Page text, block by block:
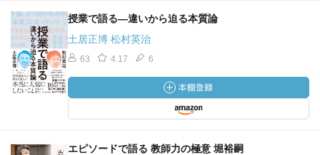
授業で語る―違いから迫る本質論
土居正博 松村英治
63 4.17 6
エピソードで語る 教師力の極意 堀裕嗣